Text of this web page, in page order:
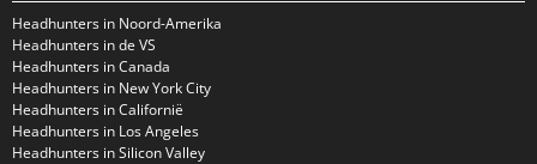
Headhunters in Noord-Amerika
Headhunters in de VS
Headhunters in Canada
Headhunters in New York City
Headhunters in Californië
Headhunters in Los Angeles
Headhunters in Silicon Valley